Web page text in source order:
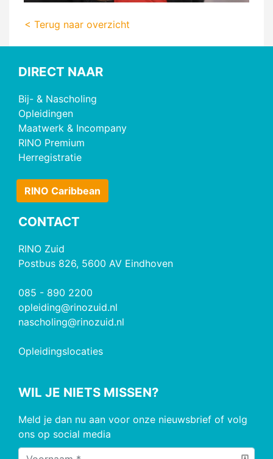
< Terug naar overzicht
DIRECT NAAR
Bij- & Nascholing
Opleidingen
Maatwerk & Incompany
RINO Premium
Herregistratie
RINO Caribbean
CONTACT
RINO Zuid
Postbus 826, 5600 AV Eindhoven
085 - 890 2200
opleiding@rinozuid.nl
nascholing@rinozuid.nl
Opleidingslocaties
WIL JE NIETS MISSEN?
Meld je dan nu aan voor onze nieuwsbrief of volg
ons op social media